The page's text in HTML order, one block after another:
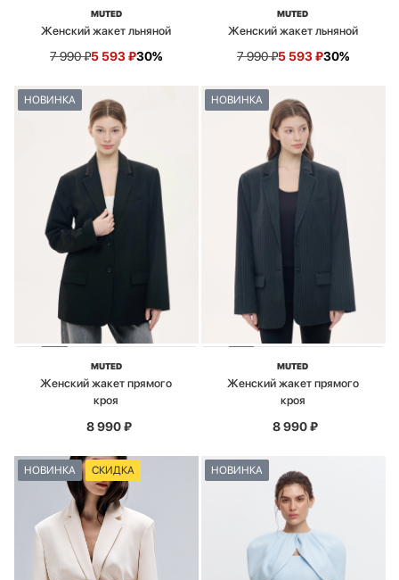
MUTED
Женский жакет льняной
7 990₽5 593₽30%
MUTED
Женский жакет льняной
7 990₽5 593₽30%
НОВИНКА
MUTED
Женский жакет прямого
кроя
8 990₽
НОВИНКА
MUTED
Женский жакет прямого
кроя
8 990₽
НОВИНКА СКИДКА НОВИНКА